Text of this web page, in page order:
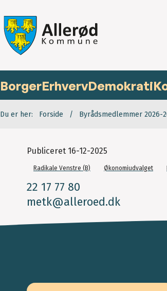
BorgerErhvervDemokrati
Du er her: Forside Byrådsmedlemmer 2026-
Publiceret 16-12-2025
Radikale Venstre (B) Økonomiudvalget
22 17 77 80
metk@alleroed.dk